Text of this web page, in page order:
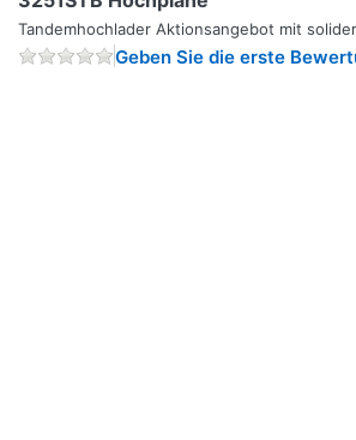
Tandemhochlader Aktionsangebot mit
Geben Sie die erste